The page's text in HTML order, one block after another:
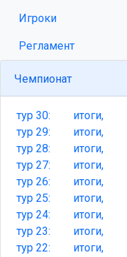
Игроки
Регламент
Чемпионат
тур 30: итоги,
тур 29: итоги,
тур 28: итоги,
тур 27: итоги,
тур 26: итоги,
тур 25: итоги,
тур 24: итоги,
тур 23: итоги,
тур 22: итоги,